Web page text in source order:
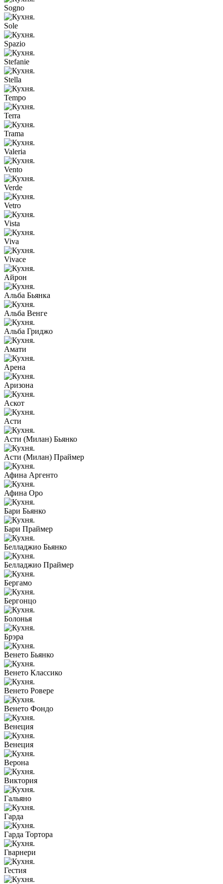
Sogno
Sole
Spazio
Stefanie
Stella
Tempo
Terra
Trama
Valeria
Vento
Verde
Vetro
Vista
Viva
Vivace
Айрон
Альба Бьянка
Альба Венге
Альба Гриджо
Амати
Арена
Аризона
Аскот
Асти
Асти (Милан) Бьянко
Асти (Милан) Праймер
Афина Аргенто
Афина Оро
Бари Бьянко
Бари Праймер
Белладжио Бьянко
Белладжио Праймер
Бергамо
Бергонцо
Болонья
Брэра
Венето Бьянко
Венето Классико
Венето Ровере
Венето Фондо
Венеция
Венеция
Верона
Виктория
Гальяно
Гарда
Гарда Тортора
Гварнери
Гестия